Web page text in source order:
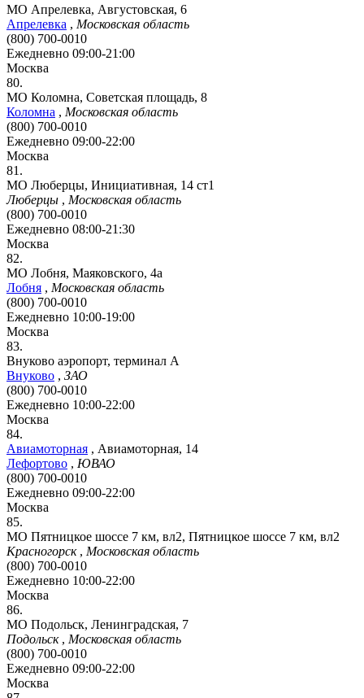
МО Апрелевка, Августовская, 6
Апрелевка , Московская область
(800) 700-0010
Ежедневно 09:00-21:00
Москва
80.
МО Коломна, Советская площадь, 8
Коломна , Московская область
(800) 700-0010
Ежедневно 09:00-22:00
Москва
81.
МО Люберцы, Инициативная, 14 ст1
Люберцы , Московская область
(800) 700-0010
Ежедневно 08:00-21:30
Москва
82.
МО Лобня, Маяковского, 4а
Лобня , Московская область
(800) 700-0010
Ежедневно 10:00-19:00
Москва
83.
Внуково аэропорт, терминал А
Внуково , ЗАО
(800) 700-0010
Ежедневно 10:00-22:00
Москва
84.
Авиамоторная , Авиамоторная, 14
Лефортово , ЮВАО
(800) 700-0010
Ежедневно 09:00-22:00
Москва
85.
МО Пятницкое шоссе 7 км, вл2, Пятницкое шоссе 7 км, вл2
Красногорск, Московская область
(800) 700-0010
Ежедневно 10:00-22:00
Москва
86.
МО Подольск, Ленинградская, 7
Подольск, Московская область
(800) 700-0010
Ежедневно 09:00-22:00
Москва